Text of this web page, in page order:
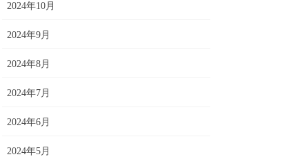
2024年10月
2024年9月
2024年8月
2024年7月
2024年6月
2024年5月